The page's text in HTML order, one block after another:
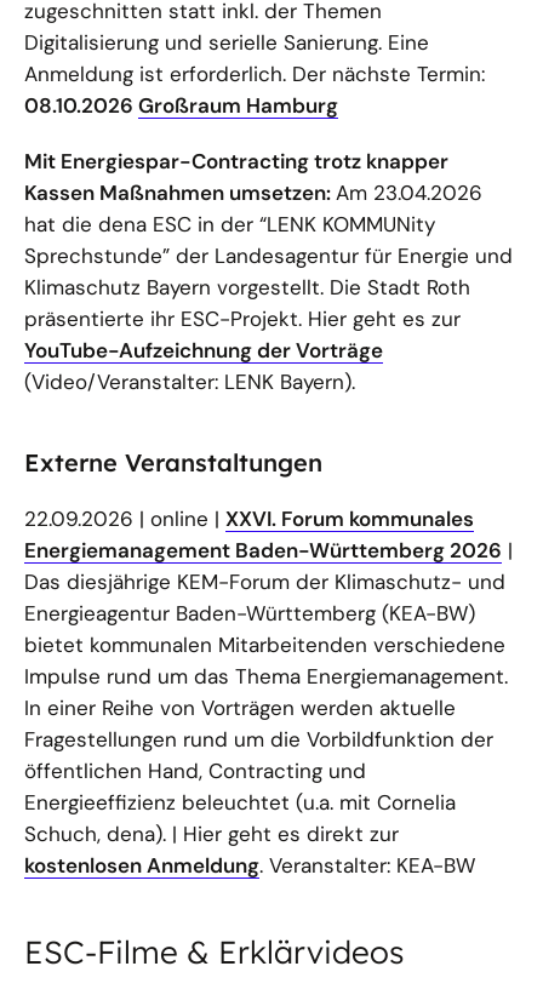
zugeschnitten statt inkl. der Themen
Digitalisierung und serielle Sanierung. Eine
Anmeldung ist erforderlich. Der nächste Termin:
08.10.2026 Großraum Hamburg
Mit Energiespar-Contracting trotz knapper
Kassen Maßnahmen umsetzen:Am 23.04.2026
hat die dena ESC in der “LENK KOMMUNity
Sprechstunde” der Landesagentur für Energie und
Klimaschutz Bayern vorgestellt. Die Stadt Roth
präsentierte ihr ESC-Projekt. Hier geht es zur
YouTube-Aufzeichnung der Vorträge
(Video/Veranstalter: LENK Bayern).
Externe Veranstaltungen
22.09.2026 | online | XXVI. Forum kommunales
Energiemanagement Baden-Württemberg 2026 |
Das diesjährige KEM-Forum der Klimaschutz- und
Energieagentur Baden-Württemberg (KEA-BW)
bietet kommunalen Mitarbeitenden verschiedene
Impulse rund um das Thema Energiemanagement.
In einer Reihe von Vorträgen werden aktuelle
Fragestellungen rund um die Vorbildfunktion der
öffentlichen Hand, Contracting und
Energieeffizienz beleuchtet (u.a. mit Cornelia
Schuch, dena). | Hier geht es direkt zur
kostenlosen Anmeldung. Veranstalter: KEA-BW
ESC-Filme & Erklärvideos